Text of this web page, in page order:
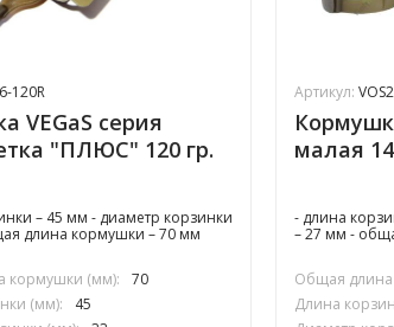
120R
VEGaS серия
"ПЛЮС" 120 гр.
– 45 мм - диаметр корзинки
длина кормушки – 70 мм
кормушки (мм):
70
(мм):
45
Артикул:
малая
- длина
– 27 мм -
Общая
Длина